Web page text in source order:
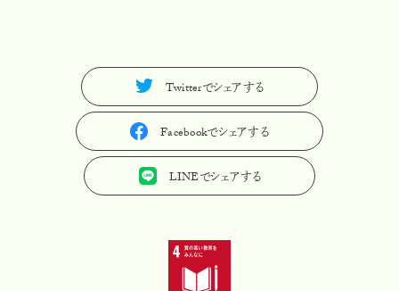
Twitterでシェアする
Twitterでシェアする
Facebookでシェアする
Facebookでシェアする
LINEでシェアする
LINEでシェアする